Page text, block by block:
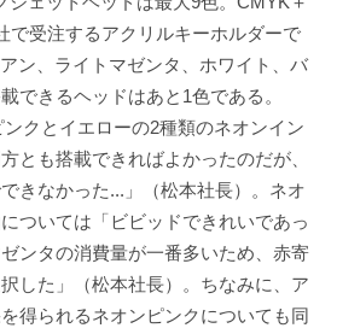
で受注するアクリルキーホルダーで
ン、ライトマゼンタ、ホワイト、バ
できるヘッドはあと1色である。
ンクとイエローの2種類のネオンイン
とも搭載できればよかったのだが、
きなかった...」（松本社長）。ネオ
ついては「ビビッドできれいであっ
ンタの消費量が一番多いため、赤寄
した」（松本社長）。ちなみに、ア
得られるネオンピンクについても同